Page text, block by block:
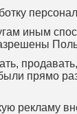
иным
прямо
рекламу